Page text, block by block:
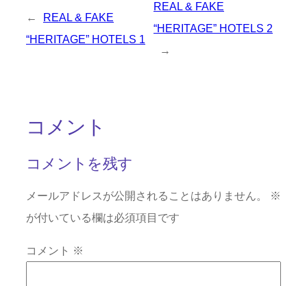
←
REAL & FAKE
“HERITAGE” HOTELS 1
REAL & FAKE
“HERITAGE” HOTELS 2
→
コメント
コメントを残す
メールアドレスが公開されることはありません。
※
が付いている欄は必須項目です
コメント ※